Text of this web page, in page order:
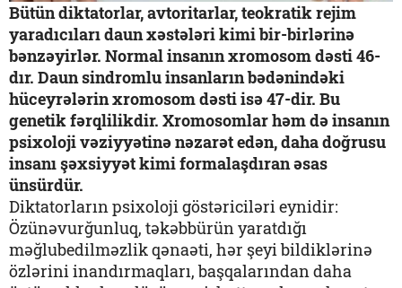
Bütün diktatorlar, avtoritarlar, teokratik rejim
yaradıcıları daun xəstələri kimi bir-birlərinə
bənzəyirlər. Normal insanın xromosom dəsti 46-
dır. Daun sindromlu insanların bədənindəki
hüceyrələrin xromosom dəsti isə 47-dir. Bu
genetik fərqlilikdir. Xromosomlar həm də insanın
psixoloji vəziyyətinə nəzarət edən, daha doğrusu
insanı şəxsiyyət kimi formalaşdıran əsas
ünsürdür.
Diktatorların psixoloji göstəriciləri eynidir:
Özünəvurğunluq, təkəbbürün yaratdığı
məğlubedilməzlik qənaəti, hər şeyi bildiklərinə
özlərini inandırmaqları, başqalarından daha